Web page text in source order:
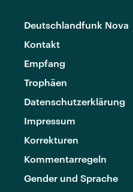
Deutschlandfunk Nova
Kontakt
Empfang
Trophäen
Datenschutzerklärung
Impressum
Korrekturen
Kommentarregeln
Gender und Sprache